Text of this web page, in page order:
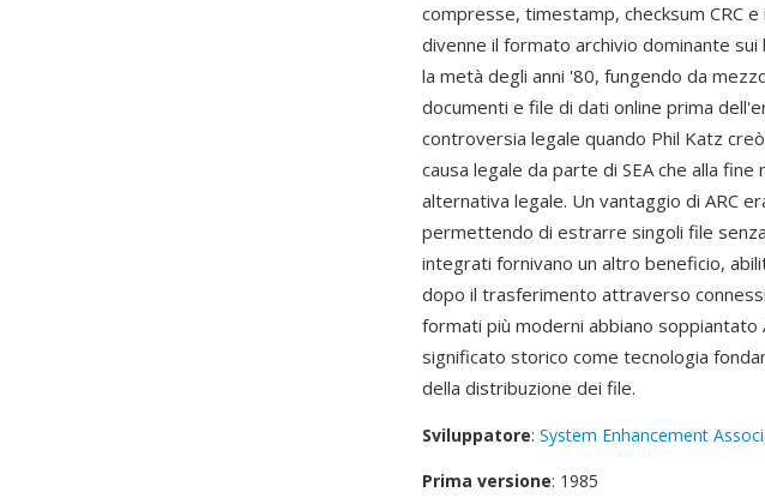
compresse, timestamp, checksum CRC
divenne il formato archivio dominante
la metà degli anni '80, fungendo da
documenti e file di dati online prima
controversia legale quando Phil Katz
causa legale da parte di SEA che alla
alternativa legale. Un vantaggio di ARC
permettendo di estrarre singoli file
integrati fornivano un altro beneficio,
dopo il trasferimento attraverso
formati più moderni abbiano soppiantato
significato storico come tecnologia
della distribuzione dei file.
Sviluppatore: System Enhancement
Prima versione: 1985